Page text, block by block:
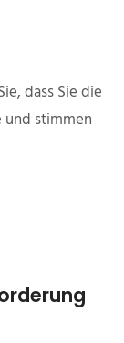
dass Sie die
und stimmen